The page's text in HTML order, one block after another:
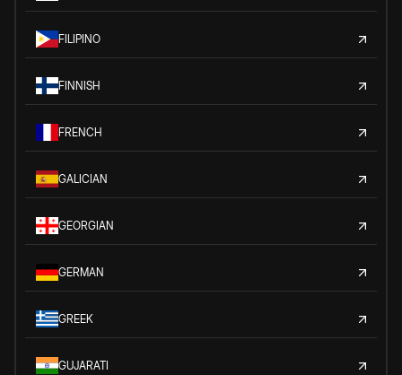
FILIPINO
FINNISH
FRENCH
GALICIAN
GEORGIAN
GERMAN
GREEK
GUJARATI